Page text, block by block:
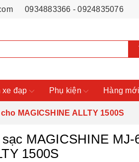
0934883366 - 0924835076
đạp Phụ kiện Hàng
MAGICSHINE ALLTY 1500S
sạc MAGICSHINE
1500S